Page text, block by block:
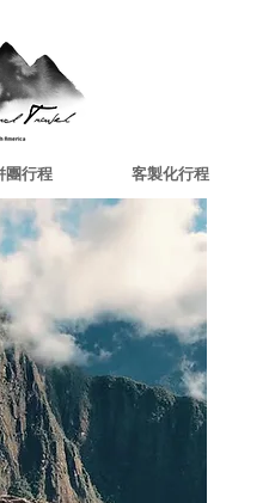
團行程 客製化行程